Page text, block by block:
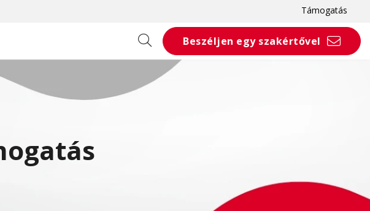
Támogatás
Beszéljen egy szakértővel